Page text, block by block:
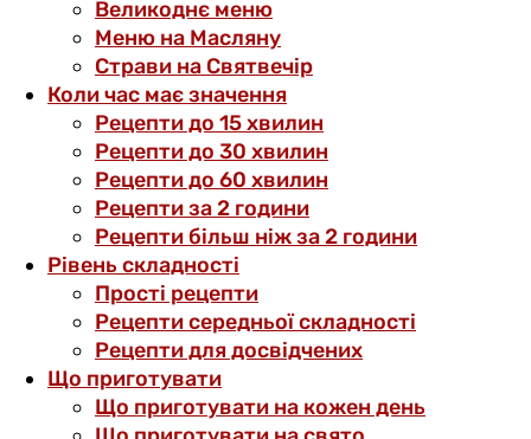
Великоднє меню
Меню на Масляну
Страви на Святвечір
Коли час має значення
Рецепти до 15 хвилин
Рецепти до 30 хвилин
Рецепти до 60 хвилин
Рецепти за 2 години
Рецепти більш ніж за 2 години
Рівень складності
Прості рецепти
Рецепти середньої складності
Рецепти для досвідчених
Що приготувати
Що приготувати на кожен день